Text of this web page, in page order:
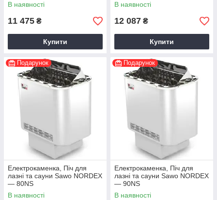
В наявності
11 475 ₴
Купити
В наявності
12 087 ₴
Купити
Подарунок
Електрокаменка, Піч для
лазні та сауни Sawo NORDEX
— 80NS
В наявності
Подарунок
Електрокаменка, Піч для
лазні та сауни Sawo NORDEX
— 90NS
В наявності